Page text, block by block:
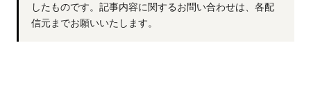
したものです。記事内容に関するお問い合わせは、各配
信元までお願いいたします。